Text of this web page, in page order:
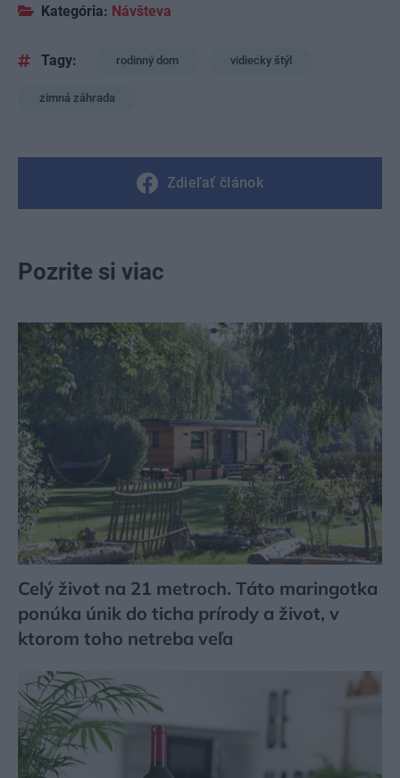
Kategória: Návšteva
Tagy: rodinný dom vidiecky štýl
zimná záhrada
Zdieľať článok
Pozrite si viac
Celý život na 21 metroch. Táto maringotka
ponúka únik do ticha prírody a život, v
ktorom toho netreba veľa